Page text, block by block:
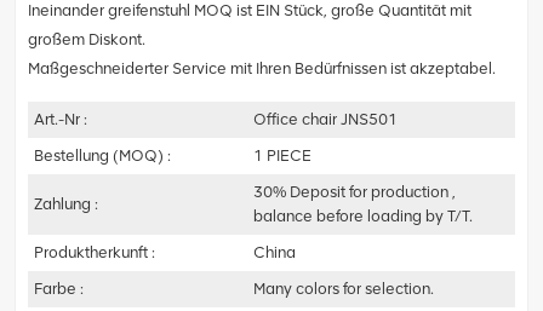
Ineinander greifenstuhl MOQ ist EIN Stück, große Quantität mit
großem Diskont.
Maßgeschneiderter Service mit Ihren Bedürfnissen ist akzeptabel.
Art.-Nr :
Office chair JNS501
Bestellung (MOQ) :
1 PIECE
Zahlung :
30% Deposit for production ,
balance before loading by T/T.
Produktherkunft :
China
Farbe :
Many colors for selection.